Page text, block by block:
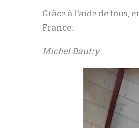
Grâce à l’aide de tous,
France.
Michel Dautry